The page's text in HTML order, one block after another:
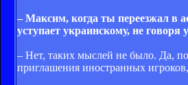
– Максим, когда ты переезжал в
уступает украинскому, не говоря
– Нет, таких мыслей не было. Да,
приглашения иностранных